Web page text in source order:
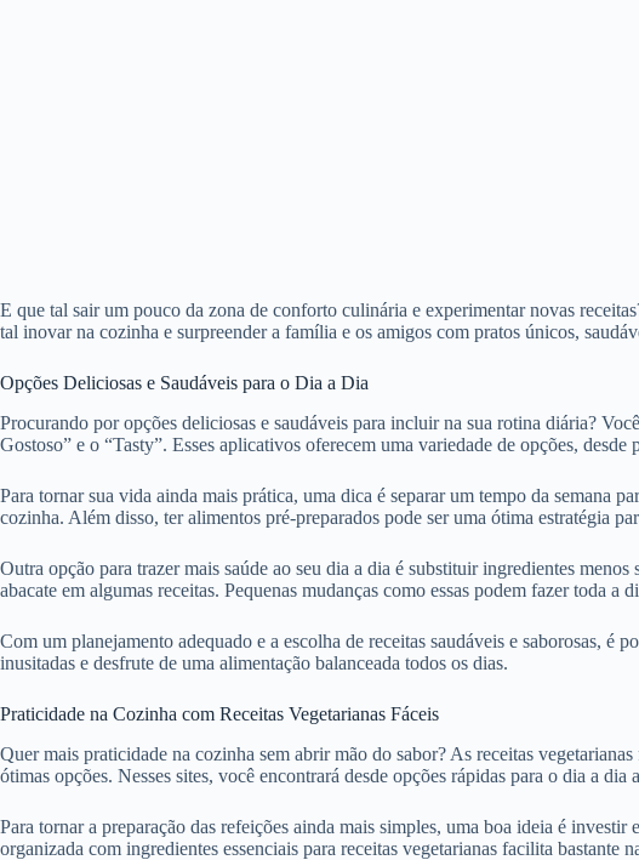
E que tal sair um pouco da zona de conforto culinária e experimentar novas
tal inovar na cozinha e surpreender a família e os amigos com pratos únicos,
Opções Deliciosas e Saudáveis para o Dia a Dia
Procurando por opções deliciosas e saudáveis para incluir na sua rotina diária?
Gostoso” e o “Tasty”. Esses aplicativos oferecem uma variedade de opções,
Para tornar sua vida ainda mais prática, uma dica é separar um tempo da semana
cozinha. Além disso, ter alimentos pré-preparados pode ser uma ótima estratégia
Outra opção para trazer mais saúde ao seu dia a dia é substituir ingredientes
abacate em algumas receitas. Pequenas mudanças como essas podem fazer toda a
Com um planejamento adequado e a escolha de receitas saudáveis e saborosas,
inusitadas e desfrute de uma alimentação balanceada todos os dias.
Praticidade na Cozinha com Receitas Vegetarianas Fáceis
Quer mais praticidade na cozinha sem abrir mão do sabor? As receitas
ótimas opções. Nesses sites, você encontrará desde opções rápidas para o dia a dia
Para tornar a preparação das refeições ainda mais simples, uma boa ideia é
organizada com ingredientes essenciais para receitas vegetarianas facilita bastante